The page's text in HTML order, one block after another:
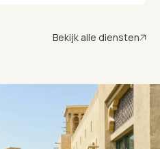
Bekijk alle diensten